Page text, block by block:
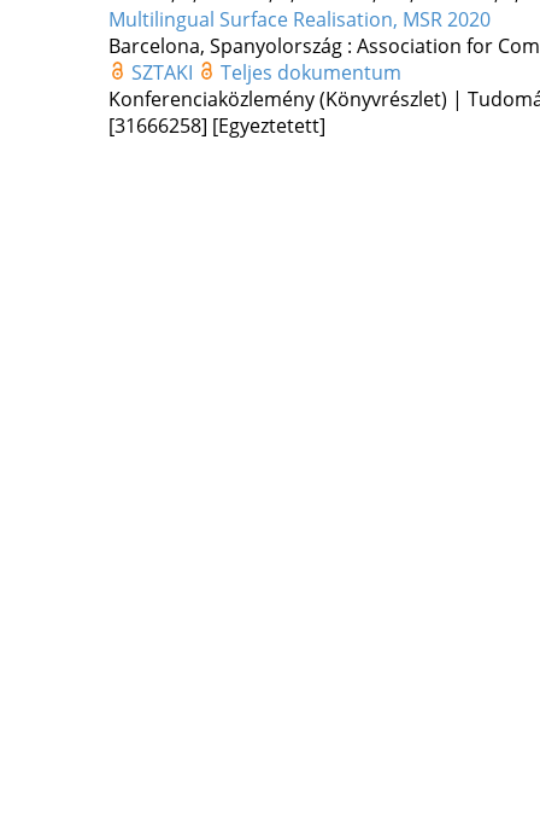
Multilingual Surface Realisation, MSR 2020
Barcelona, Spanyolország : Association for
SZTAKI
Teljes dokumentum
Konferenciaközlemény (Könyvrészlet) |
[31666258] [Egyeztetett]